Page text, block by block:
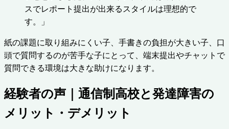
スでレポート提出が出来るスタイルは理想的で
す。」
紙の課題に取り組みにくい子、手書きの負担が大きい子、口
頭で質問するのが苦手な子にとって、端末提出やチャットで
質問できる環境は大きな助けになります。
経験者の声｜通信制高校と発達障害の
メリット・デメリット